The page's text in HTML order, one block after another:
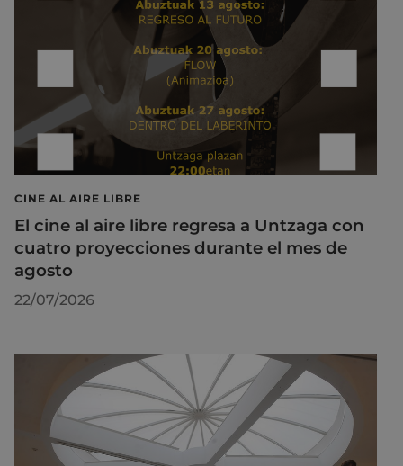
CINE AL AIRE LIBRE
El cine al aire libre regresa a Untzaga con
cuatro proyecciones durante el mes de
agosto
22/07/2026